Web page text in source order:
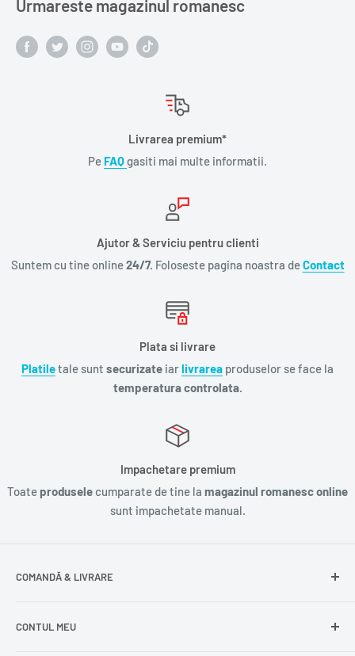
Urmareste magazinul romanesc
Livrarea premium*
Pe FAQgasiti mai multe informatii.
Ajutor & Serviciu pentru clienti
Suntem cu tine online24/7. Foloseste pagina noastra deContact
Plata si livrare
Platiletale sunt securizate iarlivrarea produselor se face la
temperatura controlata.
Impachetare premium
Toate produsele cumparate de tine la magazinul romanesc online
sunt impachetate manual.
COMANDĂ & LIVRARE
Livrare gratuită
CONTUL MEU